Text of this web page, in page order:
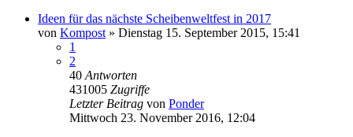
Ideen für das nächste Scheibenweltfest in 2017
von Kompost » Dienstag 15. September 2015, 15:41
1
2
40 Antworten
431005 Zugriffe
Letzter Beitrag von Ponder
Mittwoch 23. November 2016, 12:04